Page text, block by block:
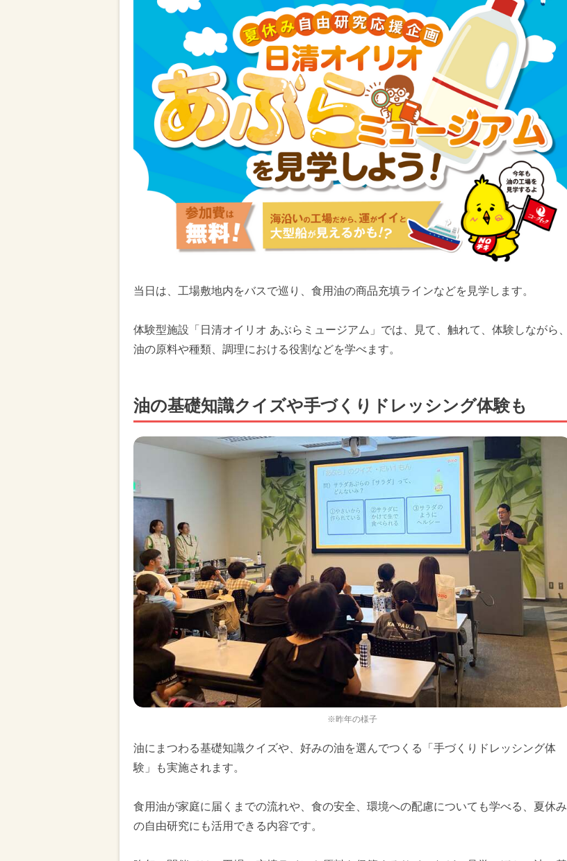
当日は、工場敷地内をバスで巡り、食用油の商品充填ラインなどを見学します。
体験型施設「日清オイリオ あぶらミュージアム」では、見て、触れて、体験しながら、
油の原料や種類、調理における役割などを学べます。
油の基礎知識クイズや手づくりドレッシング体験も
※昨年の様子
油にまつわる基礎知識クイズや、好みの油を選んでつくる「手づくりドレッシング体
験」も実施されます。
食用油が家庭に届くまでの流れや、食の安全、環境への配慮についても学べる、夏休み
の自由研究にも活用できる内容です。